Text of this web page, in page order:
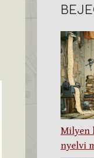
Milyen
nyelvi